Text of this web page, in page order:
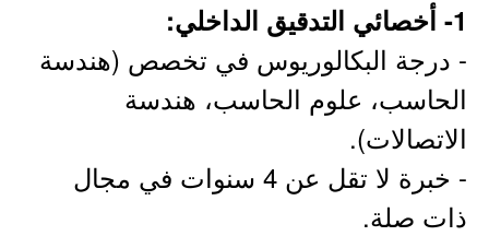
1- أخصائي التدقيق الداخلي:
- درجة البكالوريوس في تخصص (هندسة
الحاسب، علوم الحاسب، هندسة
الاتصالات).
- خبرة لا تقل عن 4 سنوات في مجال
ذات صلة.